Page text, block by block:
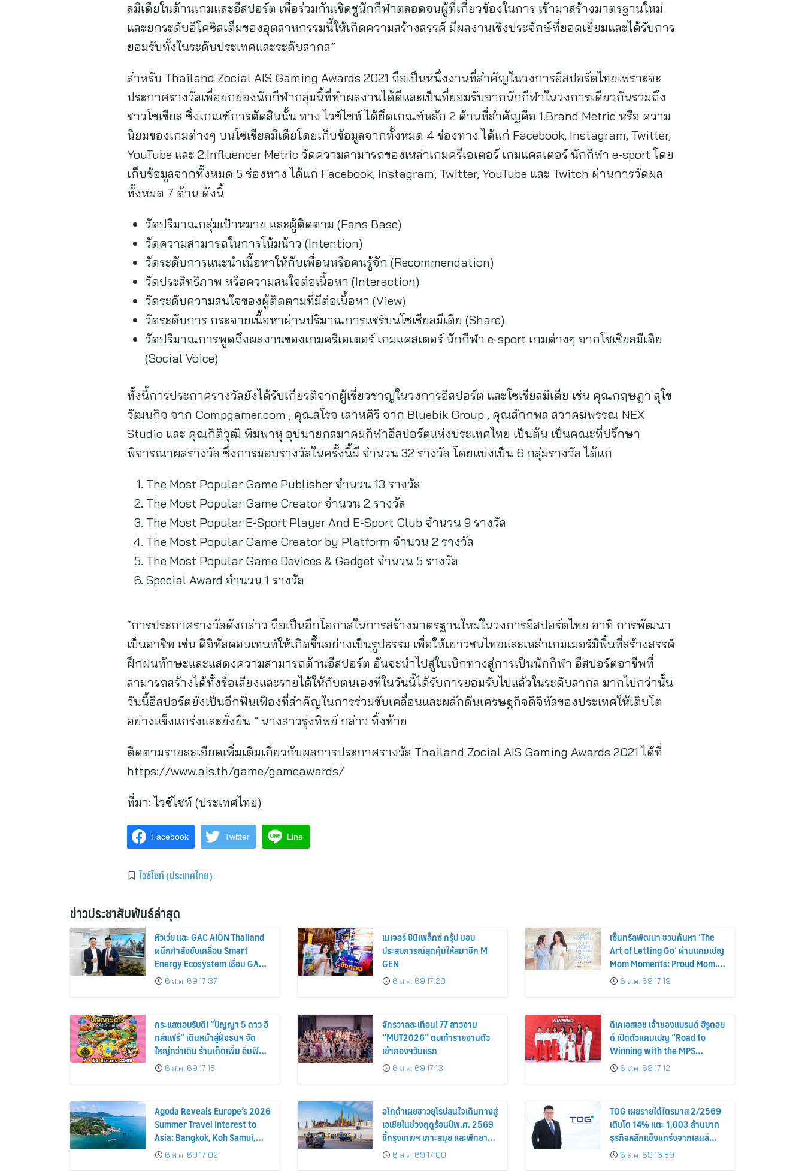
ลมีเดียในด้านเกมและอีสปอร์ต เพื่อร่วมกันเชิดชูนักกีฬาตลอดจนผู้ที่เกี่ยวข้องในการ เข้ามาสร้างมาตรฐานใหม่
และยกระดับอีโคซิสเต็มของอุตสาหกรรมนี้ให้เกิดความสร้างสรรค์ มีผลงานเชิงประจักษ์ที่ยอดเยี่ยมและได้รับการ
ยอมรับทั้งในระดับประเทศและระดับสากล”
สำหรับ Thailand Zocial AIS Gaming Awards 2021 ถือเป็นหนึ่งงานที่สำคัญในวงการอีสปอร์ตไทยเพราะจะ
ประกาศรางวัลเพื่อยกย่องนักกีฬากลุ่มนี้ที่ทำผลงานได้ดีและเป็นที่ยอมรับจากนักกีฬาในวงการเดียวกันรวมถึง
ชาวโซเชียล ซึ่งเกณฑ์การตัดสินนั้น ทาง ไวซ์ไซท์ ได้ยึดเกณฑ์หลัก 2 ด้านที่สำคัญคือ 1.Brand Metric หรือ ความ
นิยมของเกมต่างๆ บนโซเชียลมีเดียโดยเก็บข้อมูลจากทั้งหมด 4 ช่องทาง ได้แก่ Facebook, Instagram, Twitter,
YouTube และ 2.Influencer Metric วัดความสามารถของเหล่าเกมครีเอเตอร์ เกมแคสเตอร์ นักกีฬา e-sport โดย
เก็บข้อมูลจากทั้งหมด 5 ช่องทาง ได้แก่ Facebook, Instagram, Twitter, YouTube และ Twitch ผ่านการวัดผล
ทั้งหมด 7 ด้าน ดังนี้
วัดปริมาณกลุ่มเป้าหมาย และผู้ติดตาม (Fans Base)
วัดความสามารถในการโน้มน้าว (Intention)
วัดระดับการแนะนำเนื้อหาให้กับเพื่อนหรือคนรู้จัก (Recommendation)
วัดประสิทธิภาพ หรือความสนใจต่อเนื้อหา (Interaction)
วัดระดับความสนใจของผู้ติดตามที่มีต่อเนื้อหา (View)
วัดระดับการ กระจายเนื้อหาผ่านปริมาณการแชร์บนโซเชียลมีเดีย (Share)
วัดปริมาณการพูดถึงผลงานของเกมครีเอเตอร์ เกมแคสเตอร์ นักกีฬา e-sport เกมต่างๆ จากโซเชียลมีเดีย
(Social Voice)
ทั้งนี้การประกาศรางวัลยังได้รับเกียรติจากผู้เชี่ยวชาญในวงการอีสปอร์ต และโซเชียลมีเดีย เช่น คุณกฤษฎา สุโข
วัฒนกิจ จาก Compgamer.com , คุณสโรจ เลาหศิริ จาก Bluebik Group , คุณสักกพล สวาคฆพรรณ NEX
Studio และ คุณกิติวุฒิ พิมพาหุ อุปนายกสมาคมกีฬาอีสปอร์ตแห่งประเทศไทย เป็นต้น เป็นคณะที่ปรึกษา
พิจารณาผลรางวัล ซึ่งการมอบรางวัลในครั้งนี้มี จำนวน 32 รางวัล โดยแบ่งเป็น 6 กลุ่มรางวัล ได้แก่
The Most Popular Game Publisher จำนวน 13 รางวัล
The Most Popular Game Creator จำนวน 2 รางวัล
The Most Popular E-Sport Player And E-Sport Club จำนวน 9 รางวัล
The Most Popular Game Creator by Platform จำนวน 2 รางวัล
The Most Popular Game Devices & Gadget จำนวน 5 รางวัล
Special Award จำนวน 1 รางวัล
“การประกาศรางวัลดังกล่าว ถือเป็นอีกโอกาสในการสร้างมาตรฐานใหม่ในวงการอีสปอร์ตไทย อาทิ การพัฒนา
เป็นอาชีพ เช่น ดิจิทัลคอนเทนท์ให้เกิดขึ้นอย่างเป็นรูปธรรม เพื่อให้เยาวชนไทยและเหล่าเกมเมอร์มีพื้นที่สร้างสรรค์
ฝึกฝนทักษะและแสดงความสามารถด้านอีสปอร์ต อันจะนำไปสู่ใบเบิกทางสู่การเป็นนักกีฬา อีสปอร์ตอาชีพที่
สามารถสร้างได้ทั้งชื่อเสียงและรายได้ให้กับตนเองที่ในวันนี้ได้รับการยอมรับไปแล้วในระดับสากล มากไปกว่านั้น
วันนี้อีสปอร์ตยังเป็นอีกฟันเฟืองที่สำคัญในการร่วมขับเคลื่อนและผลักดันเศรษฐกิจดิจิทัลของประเทศให้เติบโต
อย่างแข็งแกร่งและยั่งยืน ” นางสาวรุ่งทิพย์ กล่าว ทิ้งท้าย
ติดตามรายละเอียดเพิ่มเติมเกี่ยวกับผลการประกาศรางวัล Thailand Zocial AIS Gaming Awards 2021 ได้ที่
https://www.ais.th/game/gameawards/
ที่มา: ไวซ์ไซท์ (ประเทศไทย)
Facebook Twitter Line
ไวซ์ไซท์ (ประเทศไทย)
ข่าวประชาสัมพันธ์ล่าสุด
หัวเว่ย และ GAC AION Thailand
ผนึกกำลังขับเคลื่อน Smart
Energy Ecosystem เชื่อม GAC
GN8 PHEV รถยนต์ MPV ระดับ
พรีเมียม เข้ากับพลังงานแสง
6 ส.ค. 69 17:37
เมเจอร์ ซีนีเพล็กซ์ กรุ้ป มอบ
ประสบการณ์สุดคุ้มให้สมาชิก M
GEN
6 ส.ค. 69 17:20
เซ็นทรัลพัฒนา ชวนค้นหา ‘The
Art of Letting Go’ ผ่านแคมเปญ
Mom Moments: Proud Mom.
Proud of My Mom.
6 ส.ค. 69 17:19
กระแสตอบรับดี! “ปัญญา 5 ดาว อี
ทส์แฟร์” เดินหน้าสู่ฝั่งธนฯ จัด
ใหญ่กว่าเดิม ร้านเด็ดเพิ่ม อิ่มฟิน
10 วันเต็ม!
6 ส.ค. 69 17:15
จักรวาลสะเทือน! 77 สาวงาม
“MUT2026” ตบเท้ารายงานตัว
เข้ากองฯวันแรก
6 ส.ค. 69 17:13
ดีเคเอสเอช เจ้าของแบรนด์ ฮีรูดอย
ด์ เปิดตัวแคมเปญ “Road to
Winning with the MPS
Science”
6 ส.ค. 69 17:12
Agoda Reveals Europe’s 2026
Summer Travel Interest to
Asia: Bangkok, Koh Samui,
and Pattaya Among the Top
Cities
6 ส.ค. 69 17:02
อโกด้าเผยชาวยุโรปสนใจเดินทางสู่
เอเชียในช่วงฤดูร้อนปีพ.ศ. 2569
ชี้กรุงเทพฯ เกาะสมุย และพัทยา
ติดอันดับเมืองยอดนิยม
6 ส.ค. 69 17:00
TOG เผยรายได้ไตรมาส 2/2569
เติบโต 14% แตะ 1,003 ล้านบาท
ธุรกิจหลักแข็งแกร่งจากเลนส์
มูลค่าเพิ่ม และการขยายตลาดต่าง
ประเทศ พร้อมเดินหน้าลงทุนเพื่อ
6 ส.ค. 69 16:59